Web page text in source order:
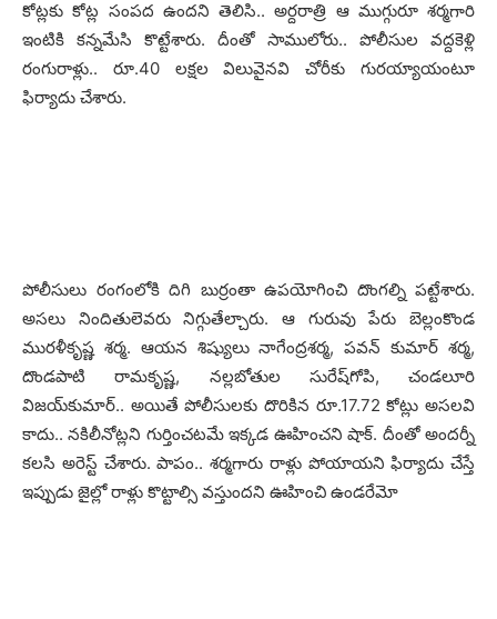
కోట్ల‌కు కోట్ల సంప‌ద ఉంద‌ని తెలిసి.. అర్ద‌రాత్రి ఆ ముగ్గురూ శ‌ర్మ‌గారి
ఇంటికి క‌న్న‌మేసి కొట్టేశారు. దీంతో సాములోరు.. పోలీసుల వ‌ద్ద‌కెళ్లి
రంగురాళ్లు.. రూ.40 ల‌క్ష‌ల విలువైన‌వి చోరీకు గుర‌య్యాయంటూ
ఫిర్యాదు చేశారు.
పోలీసులు రంగంలోకి దిగి బుర్రంతా ఉప‌యోగించి దొంగ‌ల్ని ప‌ట్టేశారు.
అస‌లు నిందితులెవ‌రు నిగ్గుతేల్చారు. ఆ గురువు పేరు బెల్లంకొండ
ముర‌ళీకృష్ణ శ‌ర్మ‌. ఆయ‌న శిష్యులు నాగేంద్ర‌శ‌ర్మ‌, ప‌వ‌న్ కుమార్ శ‌ర్మ‌,
దొండ‌పాటి రామ‌కృష్ణ‌, న‌ల్ల‌బోతుల సురేష్‌గోపి, చండ‌లూరి
విజ‌య్‌కుమార్‌.. అయితే పోలీసుల‌కు దొరికిన రూ.17.72 కోట్లు అస‌ల‌వి
కాదు.. న‌కిలీనోట్ల‌ని గుర్తించ‌ట‌మే ఇక్క‌డ ఊహించ‌ని షాక్‌. దీంతో అంద‌ర్నీ
క‌ల‌సి అరెస్ట్ చేశారు. పాపం.. శ‌ర్మ‌గారు రాళ్లు పోయాయ‌ని ఫిర్యాదు చేస్తే
ఇప్పుడు జైల్లో రాళ్లు కొట్టాల్సి వ‌స్తుంద‌ని ఊహించి ఉండ‌రేమో